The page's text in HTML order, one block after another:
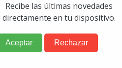
Real Madrid
Recibe las últimas novedades
directamente en tu dispositivo.
Aceptar Rechazar